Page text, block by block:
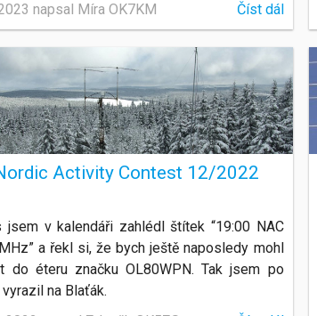
napsal Míra OK7KM Číst dál
Activity Contest 12/2022
jsem v kalendáři zahlédl štítek “19:00 NAC
a řekl si, že bych ještě naposledy mohl
do éteru značku OL80WPN. Tak jsem po
na Blaťák.